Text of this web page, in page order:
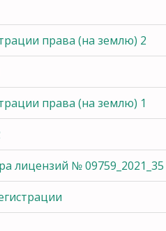
права (на землю) 2
права (на землю) 1
лицензий № 09759_2021_35